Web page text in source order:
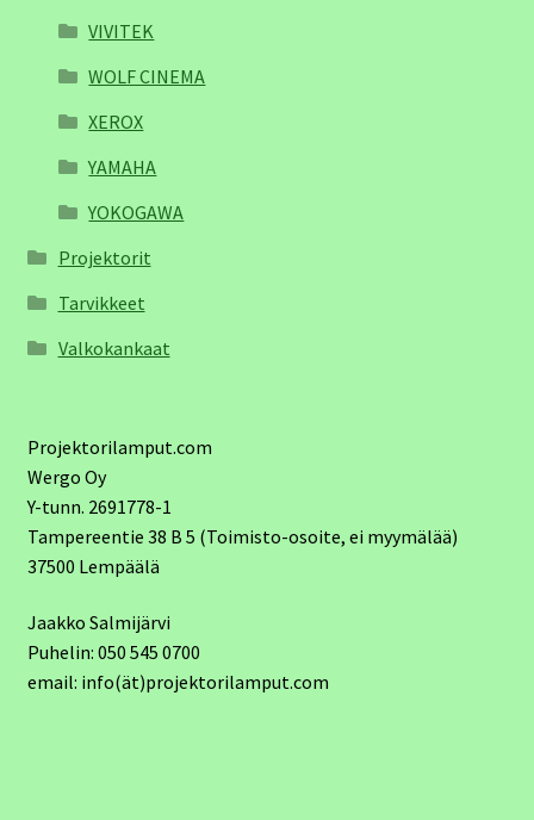
VIVITEK
WOLF CINEMA
XEROX
YAMAHA
YOKOGAWA
Projektorit
Tarvikkeet
Valkokankaat
Projektorilamput.com
Wergo Oy
Y-tunn. 2691778-1
Tampereentie 38 B 5 (Toimisto-osoite, ei myymälää)
37500 Lempäälä
Jaakko Salmijärvi
Puhelin: 050 545 0700
email: info(ät)projektorilamput.com